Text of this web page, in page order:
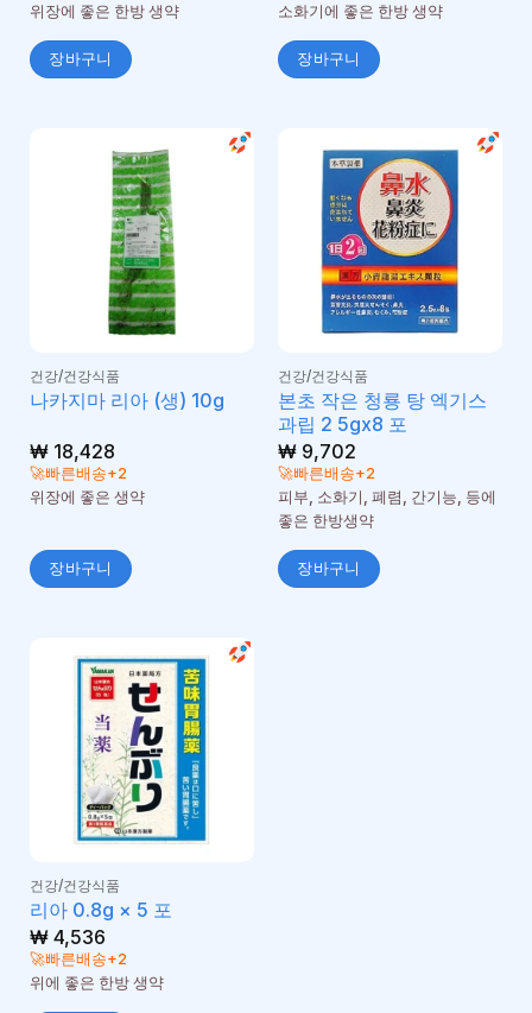
위장에 좋은 한방 생약
장바구니
소화기에 좋은 한방 생약
장바구니
건강/건강식품
나카지마 리아 (생) 10g
₩18,428
🚀빠른배송+2
위장에 좋은 생약
장바구니
건강/건강식품
본초 작은 청룡 탕 엑기스
과립 2 5gx8 포
₩9,702
🚀빠른배송+2
피부, 소화기, 폐렴, 간기능, 등에
좋은 한방생약
장바구니
건강/건강식품
리아 0.8g × 5 포
₩4,536
🚀빠른배송+2
위에 좋은 한방 생약